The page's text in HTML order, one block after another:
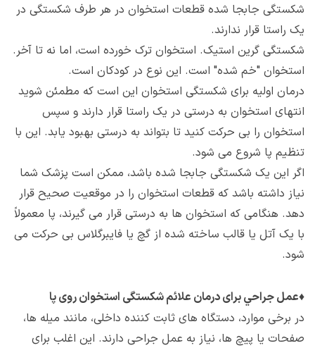
شکستگی جابجا شده قطعات استخوان در هر طرف شکستگی در
یک راستا قرار ندارند.
شکستگی گرین استیک. استخوان ترک خورده است، اما نه تا آخر.
استخوان "خم شده" است. این نوع در کودکان است.
درمان اولیه برای شکستگی استخوان این است که مطمئن شوید
انتهای استخوان به درستی در یک راستا قرار دارند و سپس
استخوان را بی حرکت کنید تا بتواند به درستی بهبود یابد. این با
تنظیم پا شروع می شود.
اگر این یک شکستگی جابجا شده باشد، ممکن است پزشک شما
نیاز داشته باشد که قطعات استخوان را در موقعیت صحیح قرار
دهد. هنگامی که استخوان ها به درستی قرار می گیرند، پا معمولاً
با یک آتل یا قالب ساخته شده از گچ یا فایبرگلاس بی حرکت می
شود.
♦عمل جراحي برای درمان علائم شکستگی استخوان روی پا
در برخی موارد، دستگاه های ثابت کننده داخلی، مانند میله ها،
صفحات یا پیچ ها، نیاز به عمل جراحی دارند. این اغلب برای